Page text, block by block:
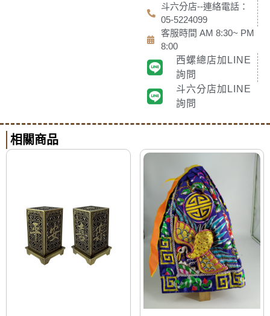
斗六分店--連絡電話：
05-5224099
客服時間 AM 8:30~ PM
8:00
西螺總店加LINE
詢問
斗六分店加LINE
詢問
相關商品